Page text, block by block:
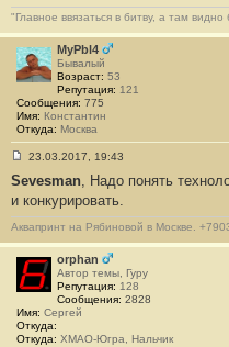
б
щ
е
н
и
е
2
4
"Главное ввязаться в битву, а там видно
MyPbl4
Бывалый
Возраст: 53
Репутация: 121
Сообщения: 775
Имя: Константин
Откуда: Москва
о
б
щ
е
н
и
е
#
5
23.03.2017, 19:43
Sevesman, Надо понять
и конкурировать.
Аквапринт на Рябиновой в Москве.
orphan
Автор темы, Гуру
Репутация: 128
Сообщения: 2828
Имя: Сергей
Откуда:
Откуда: ХМАО-Югра, Нальчик